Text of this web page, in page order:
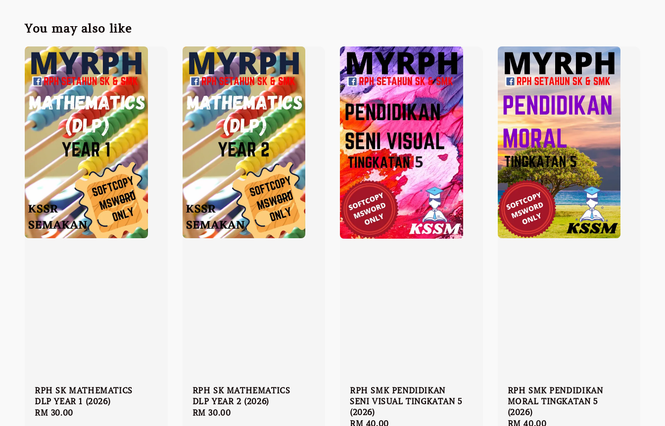
You may also like
RPH SK MATHEMATICS
DLP YEAR 1 (2026)
Regular
RM 30.00
RPH SK MATHEMATICS
DLP YEAR 2 (2026)
Regular
RM 30.00
RPH SMK PENDIDIKAN
SENI VISUAL TINGKATAN 5
(2026)
Regular
RM 40.00
RPH SMK PENDIDIKAN
MORAL TINGKATAN 5
(2026)
Regular
RM 40.00